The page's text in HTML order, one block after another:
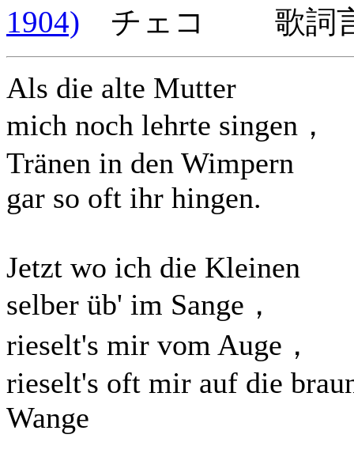
1904) チェコ 歌詞言
Als die alte Mutter
mich noch lehrte singen，
Tränen in den Wimpern
gar so oft ihr hingen.
Jetzt wo ich die Kleinen
selber üb' im Sange，
rieselt's mir vom Auge，
rieselt's oft mir auf die
Wange